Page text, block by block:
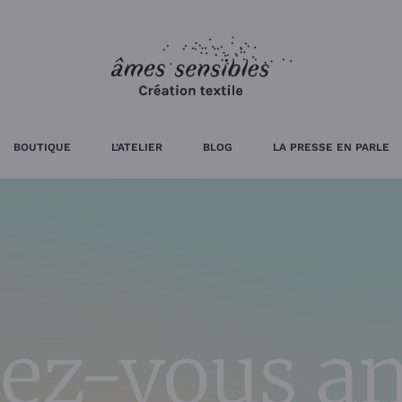
BOUTIQUE L’ATELIER BLOG LA PRESSE EN PARLE
vous